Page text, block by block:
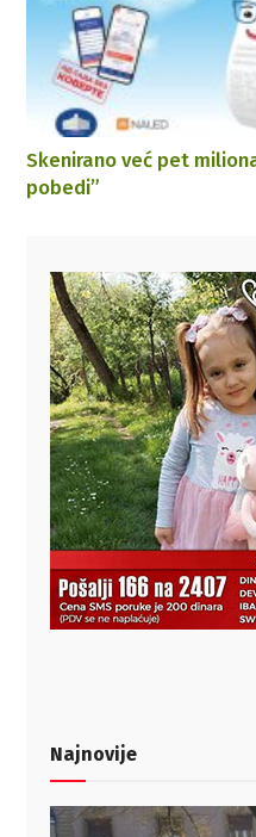
Skenirano već pet
pobedi”
Najnovije